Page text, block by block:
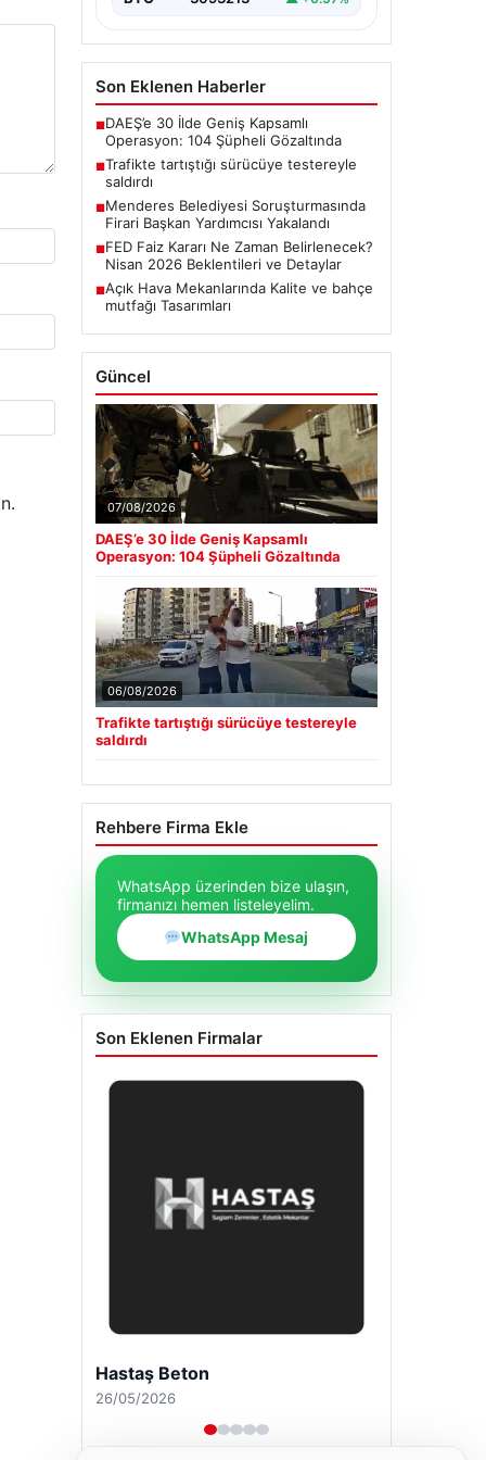
Son Eklenen Haberler
■DAEŞ’e 30 İlde Geniş Kapsamlı
Operasyon: 104 Şüpheli Gözaltında
■Trafikte tartıştığı sürücüye testereyle
saldırdı
■Menderes Belediyesi Soruşturmasında
Firari Başkan Yardımcısı Yakalandı
■FED Faiz Kararı Ne Zaman Belirlenecek?
Nisan 2026 Beklentileri ve Detaylar
■Açık Hava Mekanlarında Kalite ve bahçe
mutfağı Tasarımları
Güncel
07/08/2026
DAEŞ’e 30 İlde Geniş Kapsamlı
Operasyon: 104 Şüpheli Gözaltında
06/08/2026
Trafikte tartıştığı sürücüye testereyle
saldırdı
Rehbere Firma Ekle
WhatsApp üzerinden bize ulaşın,
firmanızı hemen listeleyelim.
WhatsApp Mesaj
Son Eklenen Firmalar
Hastaş Beton
26/05/2026